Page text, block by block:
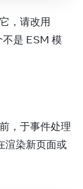
不是 ESM 模
，于事件处理
渲染新页面或